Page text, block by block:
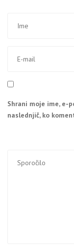
Shrani moje ime, e-
naslednjič, ko